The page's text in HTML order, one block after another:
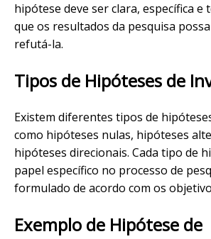
hipótese deve ser clara, específica e
que os resultados da pesquisa
refutá-la.
Tipos de Hipóteses de
Existem diferentes tipos de
como hipóteses nulas, hipóteses
hipóteses direcionais. Cada tipo de
papel específico no processo de
formulado de acordo com os
Exemplo de Hipótese de